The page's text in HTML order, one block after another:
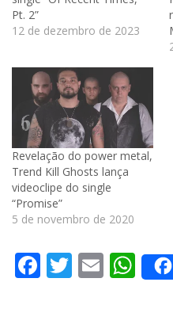
Pt. 2”
12 de dezembro de 2023
Revelação do power metal,
Trend Kill Ghosts lança
videoclipe do single
“Promise”
5 de novembro de 2020
Facebook
Twitter
Email